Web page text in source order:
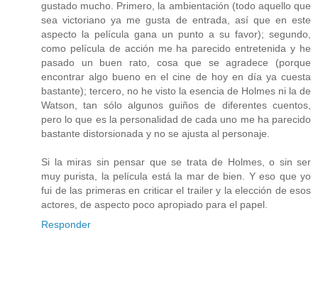
gustado mucho. Primero, la ambientación (todo aquello que
sea victoriano ya me gusta de entrada, así que en este
aspecto la película gana un punto a su favor); segundo,
como película de acción me ha parecido entretenida y he
pasado un buen rato, cosa que se agradece (porque
encontrar algo bueno en el cine de hoy en día ya cuesta
bastante); tercero, no he visto la esencia de Holmes ni la de
Watson, tan sólo algunos guiños de diferentes cuentos,
pero lo que es la personalidad de cada uno me ha parecido
bastante distorsionada y no se ajusta al personaje.
Si la miras sin pensar que se trata de Holmes, o sin ser
muy purista, la película está la mar de bien. Y eso que yo
fui de las primeras en criticar el trailer y la elección de esos
actores, de aspecto poco apropiado para el papel.
Responder